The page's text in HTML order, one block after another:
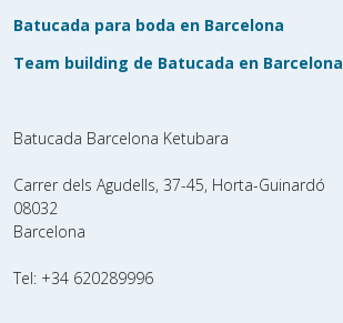
Batucada para boda en Barcelona
Team building de Batucada en Barcelona
Batucada Barcelona Ketubara
Carrer dels Agudells, 37-45, Horta-Guinardó
08032
Barcelona
Tel: +34 620289996